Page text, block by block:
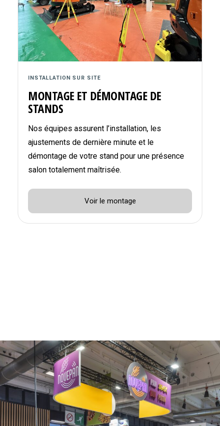
INSTALLATION SUR SITE
MONTAGE ET DÉMONTAGE DE
STANDS
Nos équipes assurent l’installation, les
ajustements de dernière minute et le
démontage de votre stand pour une présence
salon totalement maîtrisée.
Voir le montage